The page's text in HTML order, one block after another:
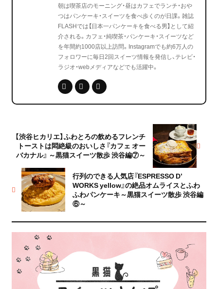
朝は喫茶店のモーニング・昼はカフェでランチ・おや
つはパンケーキ・スイーツを食べ歩くのが日課。雑誌
FLASHでは【日本一パンケーキを食べる男】として紹
介される。カフェ・純喫茶・パンケーキ・スイーツなど
を年間約1000店以上訪問。Instagramでも約6万人の
フォロワーに毎日2回スイーツ情報を発信し、テレビ・
ラジオ・webメディアなどでも活躍中。
行列のできる人気店『ESPRESSO D’
WORKS yellow』の絶品オムライスとふわ
ふわパンケーキ～黒猫スイーツ散歩 渋谷編
⑥～
【渋谷ヒカリエ】ふわとろの飲めるフレンチ
トーストは悶絶級のおいしさ『カフェ オー
バカナル』 ～黒猫スイーツ散歩 渋谷編⑦～